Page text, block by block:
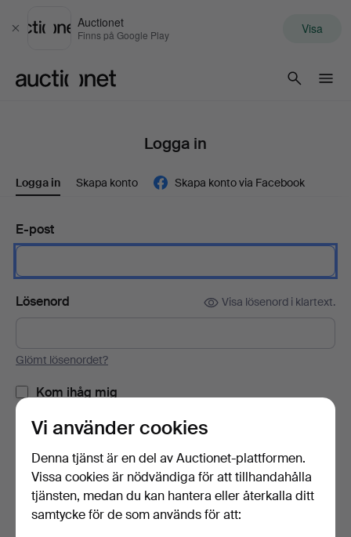
Stäng
Auctionet
Finns på Google Play Visa
Logga in
Logga in Skapa konto Skapa konto via Facebook
E-post
Lösenord Visa lösenord i klartext.
Glömt lösenordet?
Kom ihåg mig
Logga in
eller logga in via Facebook här
Vi använder cookies
Denna tjänst är en del av Auctionet-plattformen.
Vissa cookies är nödvändiga för att tillhandahålla
tjänsten, medan du kan hantera eller återkalla ditt
samtycke för de som används för att: